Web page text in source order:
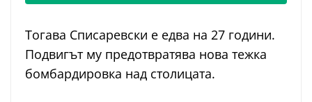
Тогава Списаревски е едва на 27 години.
Подвигът му предотвратява нова тежка
бомбардировка над столицата.